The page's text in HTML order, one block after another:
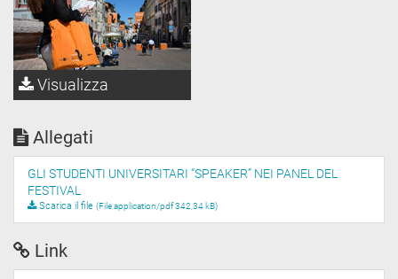
Visualizza
Allegati
GLI STUDENTI UNIVERSITARI “SPEAKER” NEI PANEL DEL
FESTIVAL
Scarica il file (File application/pdf 342,34 kB)
Link